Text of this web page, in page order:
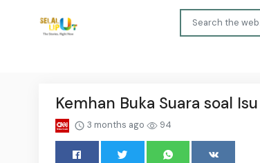
Kemhan Buka Suara soal
3 months ago 94